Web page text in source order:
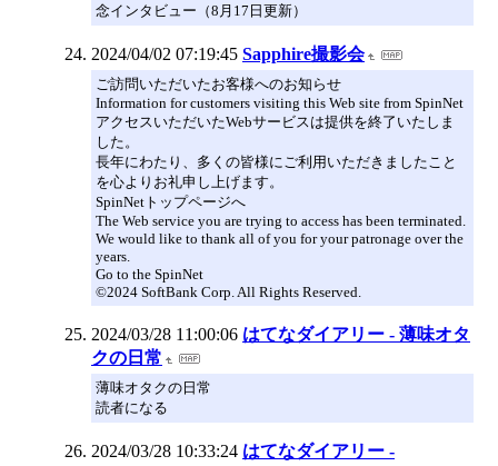
念インタビュー（8月17日更新）
2024/04/02 07:19:45 Sapphire撮影会
ご訪問いただいたお客様へのお知らせ
Information for customers visiting this Web site from SpinNet
アクセスいただいたWebサービスは提供を終了いたしま
した。
長年にわたり、多くの皆様にご利用いただきましたこと
を心よりお礼申し上げます。
SpinNetトップページへ
The Web service you are trying to access has been terminated.
We would like to thank all of you for your patronage over the
years.
Go to the SpinNet
©2024 SoftBank Corp. All Rights Reserved.
2024/03/28 11:00:06 はてなダイアリー - 薄味オタ
クの日常
薄味オタクの日常
読者になる
2024/03/28 10:33:24 はてなダイアリー -